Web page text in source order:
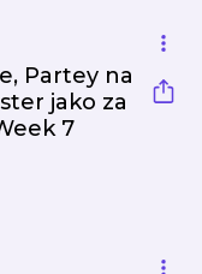
Partey na
jako za
7